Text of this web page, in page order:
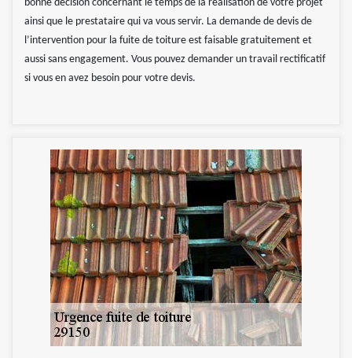
bonne décision concernant le temps de la réalisation de votre projet
ainsi que le prestataire qui va vous servir. La demande de devis de
l’intervention pour la fuite de toiture est faisable gratuitement et
aussi sans engagement. Vous pouvez demander un travail rectificatif
si vous en avez besoin pour votre devis.